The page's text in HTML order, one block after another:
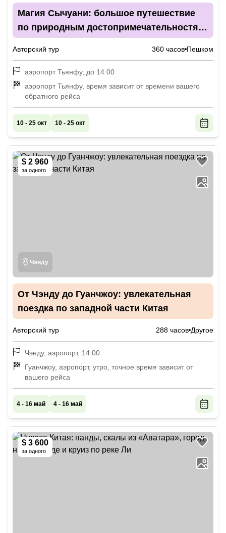
Магия Сычуани: большое путешествие
по природным достопримечательностям
Авторский тур 360 часов Пешком
аэропорт Тьянфу, до 14:00
аэропорт Тьянфу, время зависит от времени вашего
обратного рейса
10 - 25 окт 10 - 25 окт
$ 2 960
за одного
Чэнду
От Чэнду до Гуанчжоу: увлекательная
поездка по западной части Китая
Авторский тур 288 часов Другое
Чэнду, аэропорт, 14:00
Гуанчжоу, аэропорт, утро, точное время зависит от
вашего рейса
4 - 16 май 4 - 16 май
$ 3 600
за одного